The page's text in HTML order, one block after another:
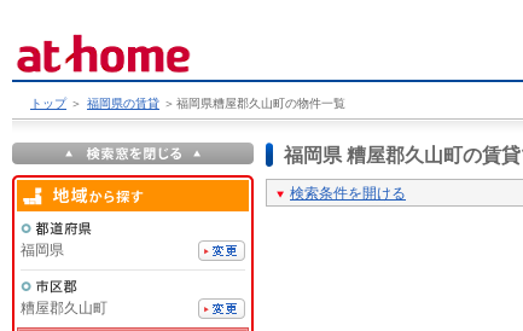
トップ ＞ 福岡県の賃貸 ＞ 福岡県糟屋郡久山町の物件一覧
福岡県 糟屋郡久山町の賃
検索条件を開ける
福岡県
糟屋郡久山町